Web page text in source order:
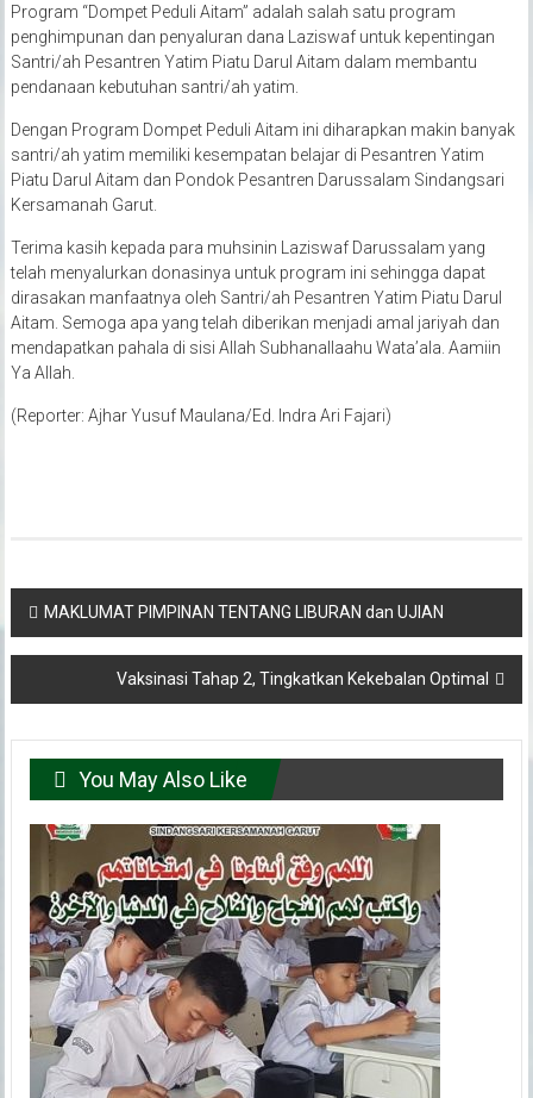
Program “Dompet Peduli Aitam” adalah salah satu program
penghimpunan dan penyaluran dana Laziswaf untuk kepentingan
Santri/ah Pesantren Yatim Piatu Darul Aitam dalam membantu
pendanaan kebutuhan santri/ah yatim.
Dengan Program Dompet Peduli Aitam ini diharapkan makin banyak
santri/ah yatim memiliki kesempatan belajar di Pesantren Yatim
Piatu Darul Aitam dan Pondok Pesantren Darussalam Sindangsari
Kersamanah Garut.
Terima kasih kepada para muhsinin Laziswaf Darussalam yang
telah menyalurkan donasinya untuk program ini sehingga dapat
dirasakan manfaatnya oleh Santri/ah Pesantren Yatim Piatu Darul
Aitam. Semoga apa yang telah diberikan menjadi amal jariyah dan
mendapatkan pahala di sisi Allah Subhanallaahu Wata’ala. Aamiin
Ya Allah.
(Reporter: Ajhar Yusuf Maulana/Ed. Indra Ari Fajari)
Post
navigation
MAKLUMAT PIMPINAN TENTANG LIBURAN dan UJIAN
Vaksinasi Tahap 2, Tingkatkan Kekebalan Optimal
You May Also Like